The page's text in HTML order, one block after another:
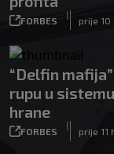
FORBES
|
prije 10
“Delfin
rupu u
hrane
FORBES
|
prije 11